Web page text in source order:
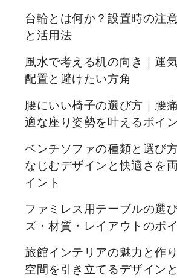
台輪とは何か？設置時の注
と活用法
風水で考える机の向き｜運
配置と避けたい方角
腰にいい椅子の選び方｜腰
適な座り姿勢を叶えるポイ
ベンチソファの種類と選び
なじむデザインと快適さを
イント
ファミレス用テーブルの選
ズ・材質・レイアウトのポ
旅館インテリアの魅力と作
空間を引き立てるデザイン